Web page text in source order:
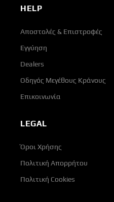
HELP
Αποστολές & Επιστροφές
Εγγύηση
Dealers
Οδηγός Μεγέθους Κράνους
Επικοινωνία
LEGAL
Όροι Χρήσης
Πολιτική Απορρήτου
Πολιτική Cookies